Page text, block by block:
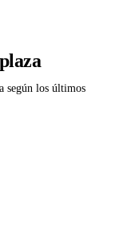
según los últimos